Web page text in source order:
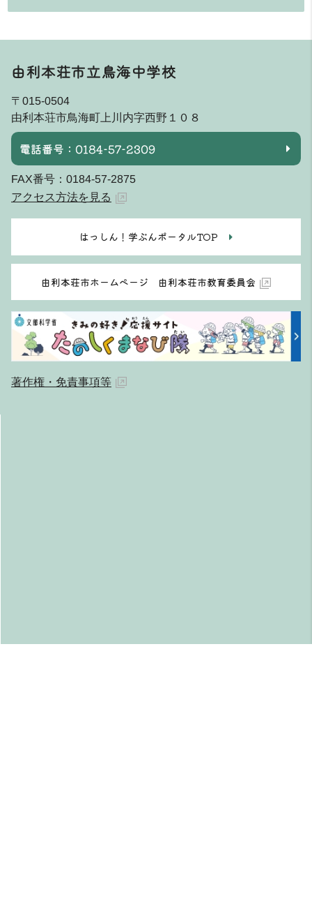
由利本荘市立鳥海中学校
〒015-0504
由利本荘市鳥海町上川内字西野１０８
電話番号：0184-57-2309
FAX番号：0184-57-2875
アクセス方法を見る
はっしん！学ぶんポータルTOP
由利本荘市ホームページ 由利本荘市教育委員会
著作権・免責事項等